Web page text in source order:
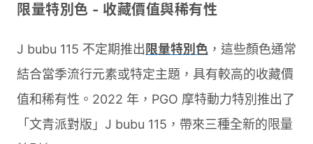
限量特別色 - 收藏價值與稀有性
J bubu 115 不定期推出 限量特別色 ，這些顏色通常
結合當季流行元素或特定主題，具有較高的收藏價
值和稀有性。2022 年，PGO 摩特動力特別推出了
「文青派對版」J bubu 115，帶來三種全新的限量